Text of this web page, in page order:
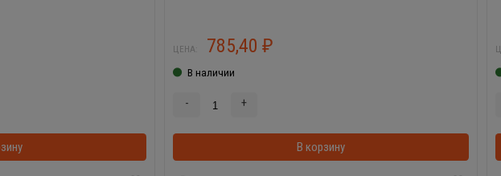
ЦЕНА: 785,40 ₽
В наличии
- +
В корзину